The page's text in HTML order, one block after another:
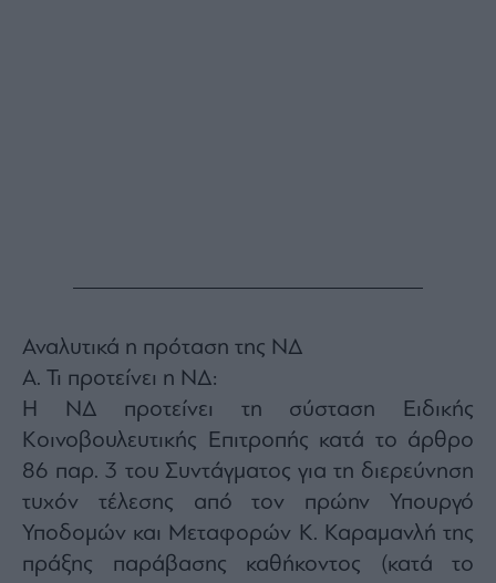
Αναλυτικά η πρόταση της ΝΔ
Α. Τι προτείνει η ΝΔ:
Η ΝΔ προτείνει τη σύσταση Ειδικής
Κοινοβουλευτικής Επιτροπής κατά το άρθρο
86 παρ. 3 του Συντάγματος για τη διερεύνηση
τυχόν τέλεσης από τον πρώην Υπουργό
Υποδομών και Μεταφορών Κ. Καραμανλή της
πράξης παράβασης καθήκοντος (κατά το